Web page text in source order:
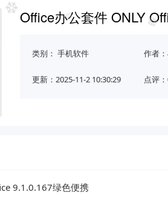
Office办公套件 ONLY
类别： 手机软件 作者
更新：2025-11-2 10:30:29 点评
9.1.0.167绿色便携